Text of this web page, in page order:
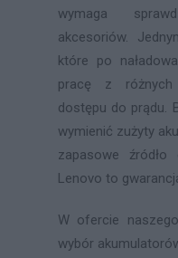
wymaga
akcesoriów.
które po
pracę z różnych
dostępu do prądu.
wymienić zużyty
zapasowe
Lenovo to
W ofercie
wybór